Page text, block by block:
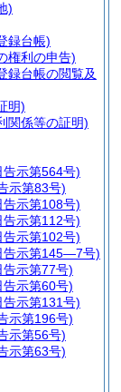
)
録台帳)
権利の申告)
録台帳の閲覧及
明)
関係等の証明)
示第564号)
示第83号)
示第108号)
示第112号)
示第102号)
告示第145―7号)
示第77号)
示第60号)
示第131号)
示第196号)
示第56号)
示第63号)